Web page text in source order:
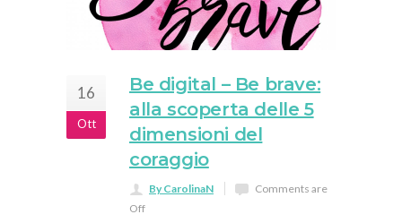
16
Ott
Be digital – Be brave:
alla scoperta delle 5
dimensioni del
coraggio
By CarolinaN
Comments are
Off